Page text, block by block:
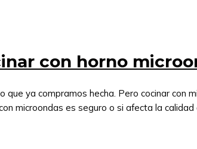
con horno
ya compramos hecha. Pero cocinar con
microondas es seguro o si afecta la